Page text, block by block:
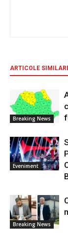
ARTICOLE
Breaking News
Eveniment
Breaking News